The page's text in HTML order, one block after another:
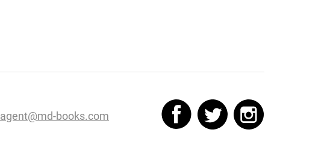
agent@md-books.com